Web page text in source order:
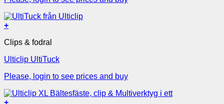
+
Clips & fodral
Ulticlip UltiTuck
Please, login to see prices and buy
+